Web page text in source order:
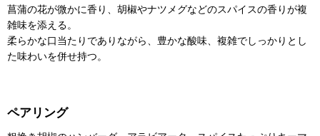
菖蒲の花が微かに香り、胡椒やナツメグなどのスパイスの香りが複
雑味を添える。
柔らかな口当たりでありながら、豊かな酸味、複雑でしっかりとし
た味わいを併せ持つ。
ペアリング